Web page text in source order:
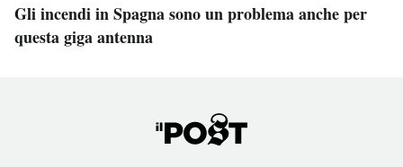
Gli incendi in Spagna sono un problema anche per
questa giga antenna